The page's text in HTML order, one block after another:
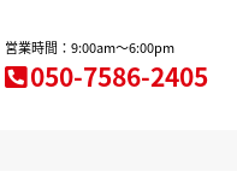
営業時間：9:00am～6:00pm
050-7586-2405